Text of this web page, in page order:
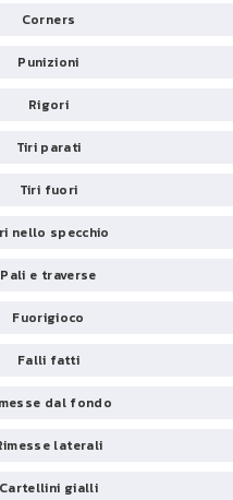
Corners
Punizioni
Rigori
Tiri parati
Tiri fuori
nello specchio
Pali e traverse
Fuorigioco
Falli fatti
dal fondo
laterali
Cartellini gialli
55